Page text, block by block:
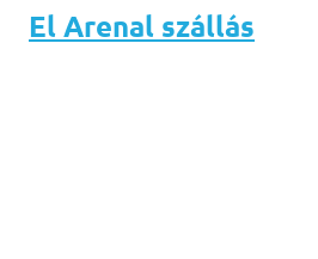
El Arenal szállás